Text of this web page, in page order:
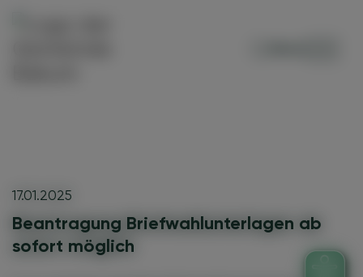
17.01.2025
Beantragung Briefwahlunterlagen ab
sofort möglich